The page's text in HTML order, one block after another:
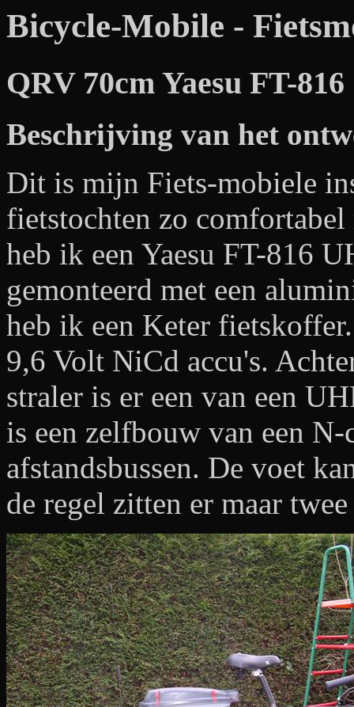
Bicycle-Mobile -
QRV 70cm Yaesu FT-816
Beschrijving van het
Dit is mijn Fiets-mobiele
fietstochten zo
heb ik een Yaesu FT-816
gemonteerd met een
heb ik een Keter
9,6 Volt NiCd accu's.
straler is er een van een
is een zelfbouw van een
afstandsbussen. De voet
de regel zitten er maar